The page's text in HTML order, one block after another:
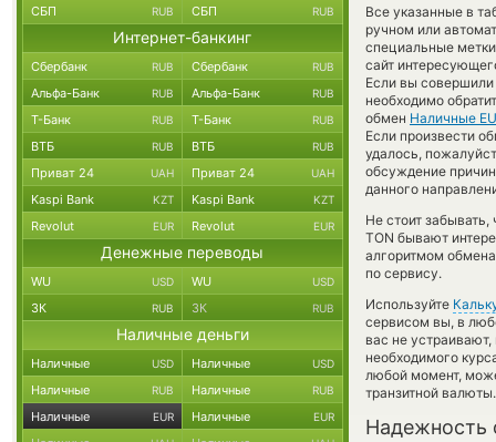
Все указанные в
ручном или
специальные
сайт
Если вы совершили
необходимо
обмен Наличные
Если произвести
удалось,
обсуждение
данного
Не стоит
TON бывают
алгоритмом
по сервису.
Используйте
сервисом вы, в
вас не
необходимого
любой момент,
транзитной валюты.
Надежность
СБП RUB СБП RUB
Интернет-банкинг
Сбербанк RUB Сбербанк RUB
Альфа-Банк RUB Альфа-Банк RUB
Т-Банк RUB Т-Банк RUB
ВТБ RUB ВТБ RUB
Приват 24 UAH Приват 24 UAH
Kaspi Bank KZT Kaspi Bank KZT
Revolut EUR Revolut EUR
Денежные переводы
WU USD WU USD
ЗК RUB ЗК RUB
Наличные деньги
Наличные USD Наличные USD
Наличные RUB Наличные RUB
Наличные EUR Наличные EUR